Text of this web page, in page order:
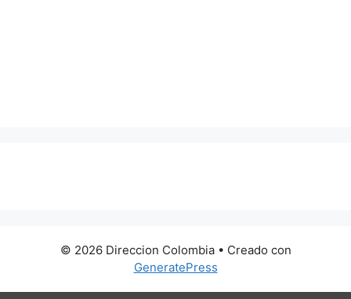
© 2026 Direccion Colombia• Creado con
GeneratePress